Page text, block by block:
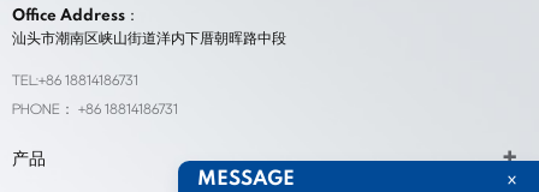
Office Address：
汕头市潮南区峡山街道洋内下厝朝晖路中段
TEL:+86 18814186731
PHONE： +86 18814186731
产品
MESSAGE